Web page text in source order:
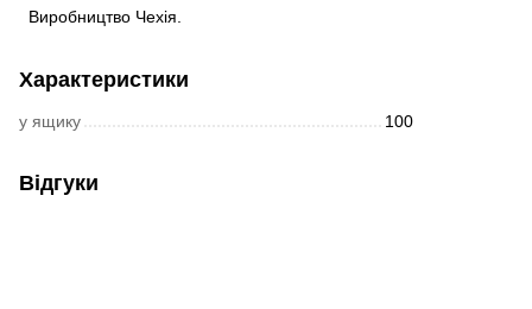
Виробництво Чехія.
Характеристики
у ящику 100
Відгуки